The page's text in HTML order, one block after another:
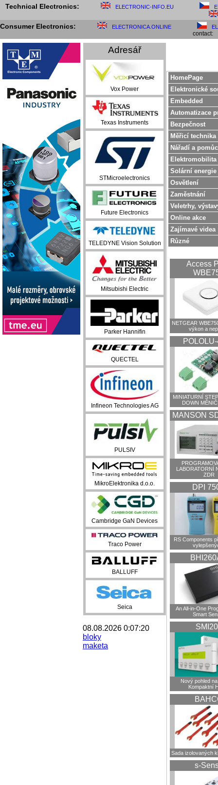
Technical Electronics: ELECTRONIC-INFO.EU
Consumer Electronics: ELECTRONICA.ONLINE
contact:
Adresář
Vox Power
Texas Instruments
STMicroelectronics
Future Electronics
TELEDYNE Vision Solution
Mitsubishi Electric
Parker Hannifin
QUECTEL
Infineon Technologies AG
PULSIV
MikroElektronika d.o.o.
Cambridge GaN Devices
Traco Power
BALLUFF
Seica
08.08.2026 0:07:20
bloky
maketa
HomePage
Elektronické
Embedded
Automatizace
Bezpečnost
Měřicí technika
Nářadí a
Elektromobilita
Solární energie
Osvětlení
Zaměstnání
Veletrhy,
Online akce
Zajímavé videa
Různé
Access
NETGEAR
výkon a
MINIATURNÍ
DOWN
MANSON
LABORATORNÍ
ZDR
DPI
RS Components
An All-in-One
Smart
Nový pohled
Kompaktní
Sada izolovaných
s-